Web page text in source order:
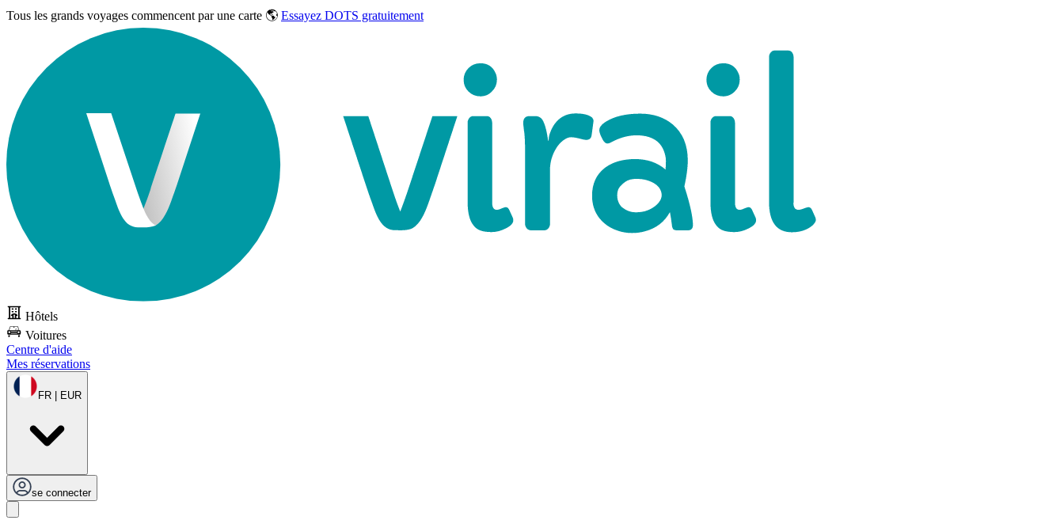
Tous les grands voyages commencent par une carte 🌎 Essayez DOTS gratuitement
Hôtels
Voitures
Centre d'aide
Mes réservations
FR | EUR
se connecter